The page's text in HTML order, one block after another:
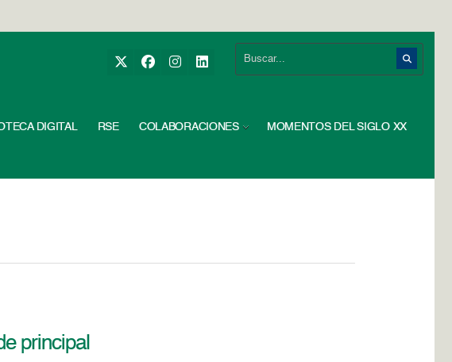
DIGITAL RSE COLABORACIONES MOMENTOS DEL SIGLO XX
principal